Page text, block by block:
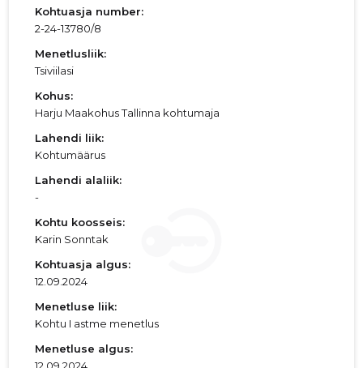
Kohtuasja number:
2-24-13780/8
Menetlusliik:
Tsiviilasi
Kohus:
Harju Maakohus Tallinna kohtumaja
Lahendi liik:
Kohtumäärus
Lahendi alaliik:
-
Kohtu koosseis:
Karin Sonntak
Kohtuasja algus:
12.09.2024
Menetluse liik:
Kohtu I astme menetlus
Menetluse algus: